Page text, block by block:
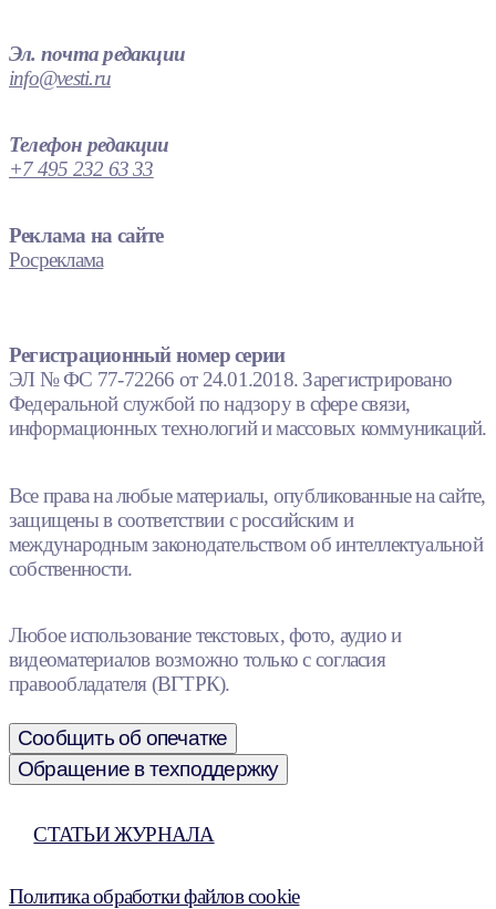
Эл. почта редакции
info@vesti.ru
Телефон редакции
+7 495 232 63 33
Реклама на сайте
Росреклама
Регистрационный номер серии
ЭЛ № ФС 77-72266 от 24.01.2018. Зарегистрировано
Федеральной службой по надзору в сфере связи,
информационных технологий и массовых коммуникаций.
Все права на любые материалы, опубликованные на сайте,
защищены в соответствии с российским и
международным законодательством об интеллектуальной
собственности.
Любое использование текстовых, фото, аудио и
видеоматериалов возможно только с согласия
правообладателя (ВГТРК).
Сообщить об опечатке
Обращение в техподдержку
СТАТЬИ ЖУРНАЛА
Политика обработки файлов cookie